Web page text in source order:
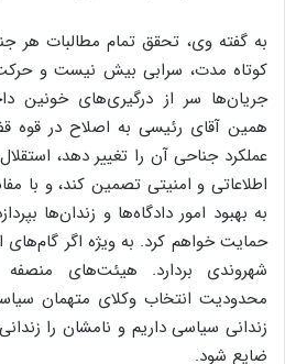
به گفته وی، تحقق تمام مطالبات هر
کوتاه مدت، سرابی بیش نیست و
جریان‌ها سر از درگیری‌های خونین
همین آقای رئیسی به اصلاح در قوه
عملکرد جناحی آن را تغییر دهد،
اطلاعاتی و امنیتی تصمین کند، و با
به بهبود امور دادگاه‌ها و زندان‌ها
حمایت خواهم کرد. به ویژه اگر
شهروندی بردارد. هیئت‌های
محدودیت انتخاب وکلای متهمان
زندانی سیاسی داریم و نامشان را
ضایع شود.